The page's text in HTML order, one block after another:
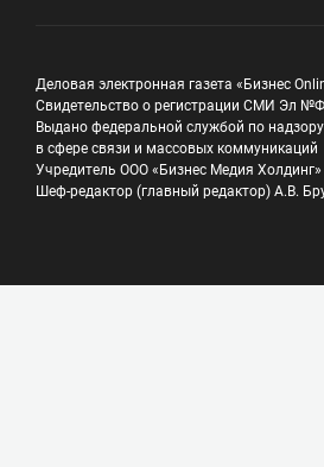
Деловая электронная газета «Бизнес
Свидетельство о регистрации СМИ Эл
Выдано федеральной службой по надзору
в сфере связи и массовых коммуникаций
Учредитель ООО «Бизнес Медия Холдинг»
Шеф-редактор (главный редактор) А.В.